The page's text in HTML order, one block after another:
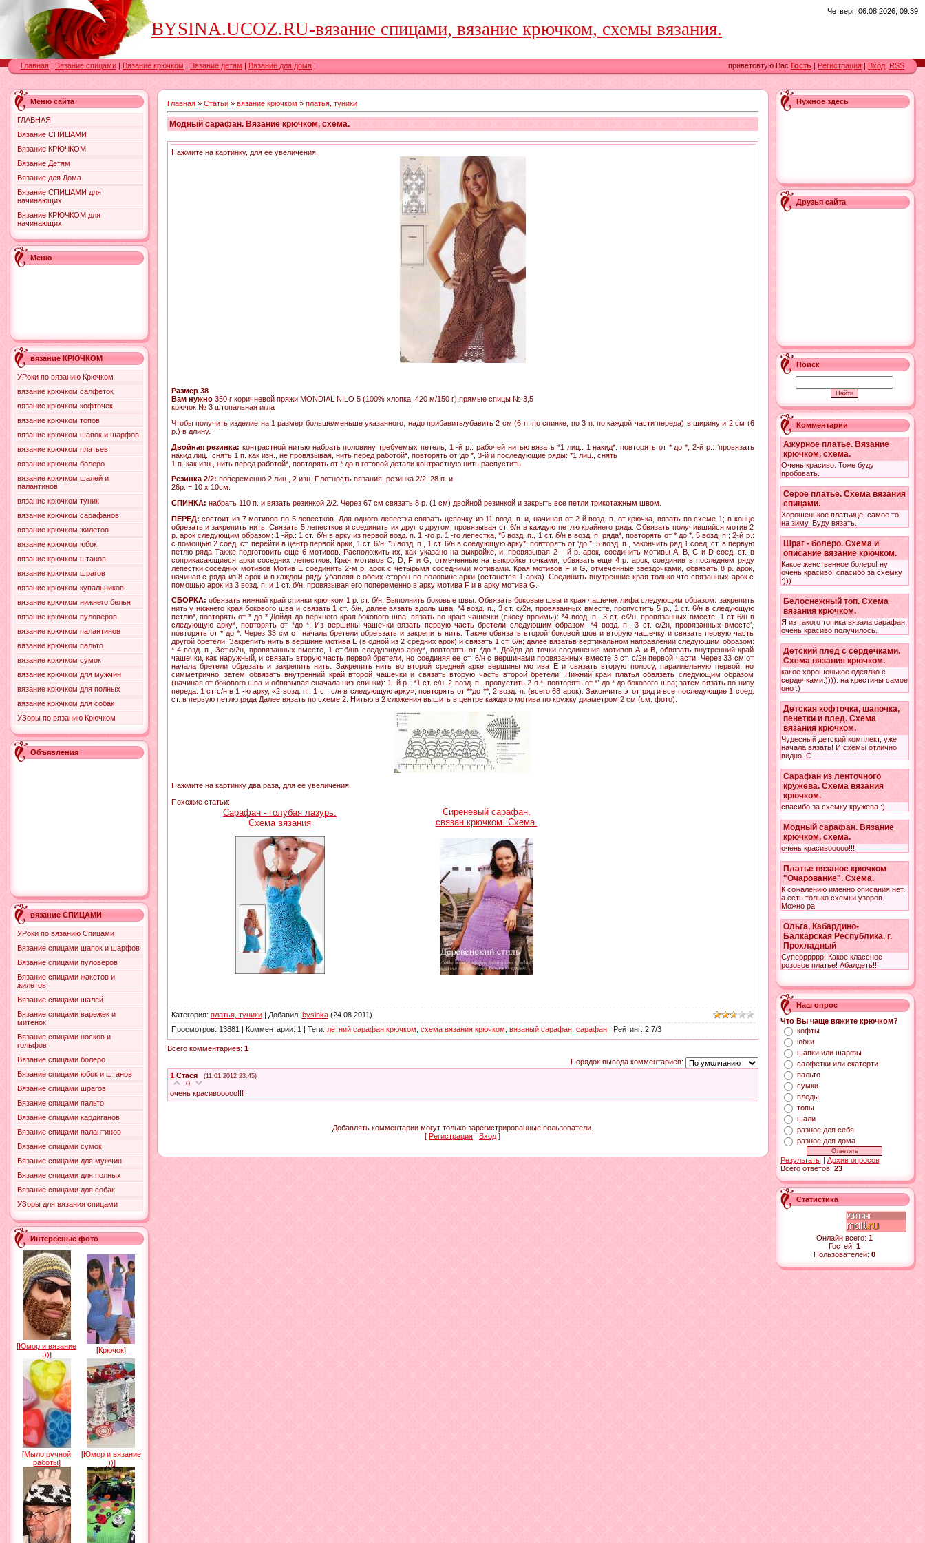
BYSINA.UCOZ.RU-вязание спицами, вязание крючком, схемы вязания.
Четверг, 06.08.2026, 09:39
Главная | Вязание спицами | Вязание крючком | Вязание детям | Вязание для дома | приветсвтую Вас Гость | Регистрация | Вход| RSS
Меню сайта
ГЛАВНАЯ
Вязание СПИЦАМИ
Вязание КРЮЧКОМ
Вязание Детям
Вязание для Дома
Вязание СПИЦАМИ для
начинающих
Вязание КРЮЧКОМ для
начинающих
Меню
вязание КРЮЧКОМ
УРоки по вязанию Крючком
вязание крючком салфеток
вязание крючком кофточек
вязание крючком топов
вязание крючком шапок и шарфов
вязание крючком платьев
вязание крючком болеро
вязание крючком шалей и
палантинов
вязание крючком туник
вязание крючком сарафанов
вязание крючком жилетов
вязание крючком юбок
вязание крючком штанов
вязание крючком шрагов
вязание крючком купальников
вязание крючком нижнего белья
вязание крючком пуловеров
вязание крючком палантинов
вязание крючком пальто
вязание крючком сумок
вязание крючком для мужчин
вязание крючком для полных
вязание крючком для собак
УЗоры по вязанию Крючком
Объявления
вязание СПИЦАМИ
УРоки по вязанию Спицами
Вязание спицами шапок и шарфов
Вязание спицами пуловеров
Вязание спицами жакетов и
жилетов
Вязание спицами шалей
Вязание спицами варежек и
митенок
Вязание спицами носков и
гольфов
Вязание спицами болеро
Вязание спицами юбок и штанов
Вязание спицами шрагов
Вязание спицами пальто
Вязание спицами кардиганов
Вязание спицами палантинов
Вязание спицами сумок
Вязание спицами для мужчин
Вязание спицами для полных
Вязание спицами для собак
УЗоры для вязания спицами
Интересные фото
[Юмор и вязание
:))] [Крючок]
[Мыло ручной
работы]
[Юмор и вязание
:))]
Главная» Статьи» вязание крючком » платья, туники
Модный сарафан. Вязание крючком, схема.
Нажмите на картинку, для ее увеличения.
Размер 38
Вам нужно350 г коричневой пряжи MONDIAL NILO 5 (100% хлопка, 420 м/150 г),прямые спицы № 3,5
крючок № 3 штопальная игла
Чтобы получить изделие на 1 размер больше/меньше указанного, надо прибавить/убавить 2 см (6 п. по спинке, по 3 п. по каждой части переда) в ширину и 2 см (6
р.) в длину.
Двойная резинка:контрастной нитью набрать половину требуемых петель; 1 -й р.: рабочей нитью вязать *1 лиц.. 1 накид*. повторять от * до *; 2-й р.: ‘провязать
накид лиц., снять 1 п. как изн., не провязывая, нить перед работой*, повторять от ‘до *, 3-й и последующие ряды: *1 лиц., снять
1 п. как изн., нить перед работой*, повторять от * до в готовой детали контрастную нить распустить.
Резинка 2/2: попеременно 2 лиц., 2 изн. Плотность вязания, резинка 2/2: 28 п. и
26р. = 10 х 10см.
СПИНКА: набрать 110 п. и вязать резинкой 2/2. Через 67 см связать 8 р. (1 см) двойной резинкой и закрыть все петли трикотажным швом.
ПЕРЕД:состоит из 7 мотивов по 5 лепестков. Для одного лепестка связать цепочку из 11 возд. п. и, начиная от 2-й возд. п. от крючка, вязать по схеме 1; в конце
обрезать и закрепить нить. Связать 5 лепестков и соединить их друг с другом, провязывая ст. 6/н в каждую петлю крайнего ряда. Обвязать получившийся мотив 2
р. арок следующим образом: 1 -йр.: 1 ст. б/н в арку из первой возд. п. 1 -го р. 1 -го лепестка, *5 возд. п., 1 ст. б/н в возд. п. ряда*, повторять от * до *. 5 возд. п.; 2-й р.:
с помощью 2 соед. ст. перейти в центр первой арки, 1 ст. 6/н, *5 возд. п., 1 ст. 6/н в следующую арку*, повторять от ‘до *, 5 возд. п., закончить ряд 1 соед. ст. в первую
петлю ряда Также подготовить еще 6 мотивов. Расположить их, как указано на выкройке, и, провязывая 2 – й р. арок, соединить мотивы А, В, С и D соед. ст. в
соприкасающиеся арки соседних лепестков. Края мотивов С, D, F и G, отмеченные на выкройке точками, обвязать еще 4 р. арок, соединив в последнем ряду
лепестки соседних мотивов Мотив Е соединить 2-м р. арок с четырьмя соседними мотивами. Края мотивов F и G, отмеченные звездочками, обвязать 8 р. арок,
начиная с ряда из 8 арок и в каждом ряду убавляя с обеих сторон по половине арки (останется 1 арка). Соединить внутренние края только что связанных арок с
помощью арок из 3 возд. п. и 1 ст. б/н. провязывая его попеременно в арку мотива F и в арку мотива G.
СБОРКА: обвязать нижний край спинки крючком 1 р. ст. б/н. Выполнить боковые швы. Обвязать боковые швы и края чашечек лифа следующим образом: закрепить
нить у нижнего края бокового шва и связать 1 ст. б/н, далее вязать вдоль шва: *4 возд. п., 3 ст. с/2н, провязанных вместе, пропустить 5 р., 1 ст. 6/н в следующую
петлю*, повторять от * до * Дойдя до верхнего края бокового шва. вязать по краю чашечки (скосу проймы): *4 возд. п , 3 ст. с/2н, провязанных вместе, 1 ст 6/н в
следующую арку*, повторять от *до *, Из вершины чашечки вязать первую часть бретели следующим образом: *4 возд. п., 3 ст. с/2н, провязанных вместе’,
повторять от * до *. Через 33 см от начала бретели обреъзать и закрепить нить. Также обвязать второй боковой шов и вторую чашечку и связать первую часть
другой бретели. Закрепить нить в вершине мотива Е (в одной из 2 средних арок) и связать 1 ст. 6/н; далее вязатьв вертикальном направлении следующим образом:
* 4 возд. п., Зст.с/2н, провязанных вместе, 1 ст.б/нв следующую арку*, повторять от *до *. Дойдя до точки соединения мотивов А и В, обвязать внутренний край
чашечки, как наружный, и связать вторую часть первой бретели, но соединяя ее ст. 6/н с вершинами провязанных вместе 3 ст. с/2н первой части. Через 33 см от
начала бретели обрезать и закрепить нить. Закрепить нить во второй средней арке вершины мотива Е и связать вторую полосу, параллельную первой, но
симметрично, затем обвязать внутренний край второй чашечки и связать вторую часть второй бретели. Нижний край платья обвязать следующим образом
(начиная от бокового шва и обвязывая сначала низ спинки): 1 -й р.: *1 ст. с/н, 2 возд. п., пропустить 2 п.*, повторять от *’ до * до бокового шва; затем вязать по низу
переда: 1 ст с/н в 1 -ю арку, «2 возд. п.. 1 ст. с/н в следующую арку», повторять от **до **, 2 возд. п. (всего 68 арок). Закончить этот ряд и все последующие 1 соед.
ст. в первую петлю ряда Далее вязать по схеме 2. Нитью в 2 сложения вышить в центре каждого мотива по кружку диаметром 2 см (см. фото).
Нажмите на картинку два раза, для ее увеличения.
Похожие статьи:
Сарафан - голубая лазурь.
Схема вязания
Сиреневый сарафан,
связан крючком. Схема.
Категория: платья, туники| Добавил: bysinka(24.08.2011)
Просмотров: 13881 | Комментарии: 1 | Теги: летний сарафан крючком схема вязания крючком вязаный сарафан, сарафан | Рейтинг: 2.7/3
Всего комментариев: 1
Порядок вывода комментариев:
1 Стася (11.01.2012 23:45)
0
очень красивооооо!!!
Добавлять комментарии могут только зарегистрированные пользователи.
[ Регистрация | Вход ]
Нужное здесь
Друзья сайта
Поиск
Комментарии
Ажурное платье. Вязание
крючком, схема.
Очень красиво. Тоже буду
пробовать.
Серое платье. Схема вязания
спицами.
Хорошенькое платьице, самое то
на зиму. Буду вязать.
Шраг - болеро. Схема и
описание вязание крючком.
Какое женственное болеро! ну
очень красиво! спасибо за схемку
:)))
Белоснежный топ. Схема
вязания крючком.
Я из такого топика вязала сарафан,
очень красиво получилось.
Детский плед с сердечками.
Схема вязания крючком.
какое хорошенькое одеялко с
сердечками:)))). на крестины самое
оно :)
Детская кофточка, шапочка,
пенетки и плед. Схема
вязания крючком.
Чудесный детский комплект, уже
начала вязать! И схемы отлично
видно. С
Сарафан из ленточного
кружева. Схема вязания
крючком.
спасибо за схемку кружева :)
Модный сарафан. Вязание
крючком, схема.
очень красивооооо!!!
Платье вязаное крючком
"Очарование". Схема.
К сожалению именно описания нет,
а есть только схемки узоров.
Можно ра
Ольга, Кабардино-
Балкарская Республика, г.
Прохладный
Суперррррр! Какое классное
розовое платье! Абалдеть!!!
Наш опрос
Что Вы чаще вяжите крючком?
кофты
юбки
шапки или шарфы
салфетки или скатерти
пальто
сумки
пледы
топы
шали
разное для себя
разное для дома
Результаты| Архив опросов
Всего ответов: 23
Статистика
Онлайн всего: 1
Гостей: 1
Пользователей: 0